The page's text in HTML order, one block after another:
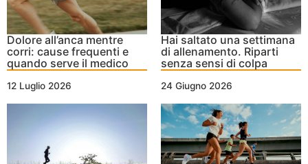
Dolore all’anca mentre
corri: cause frequenti e
quando serve il medico
12 Luglio 2026
Hai saltato una settimana
di allenamento. Riparti
senza sensi di colpa
24 Giugno 2026